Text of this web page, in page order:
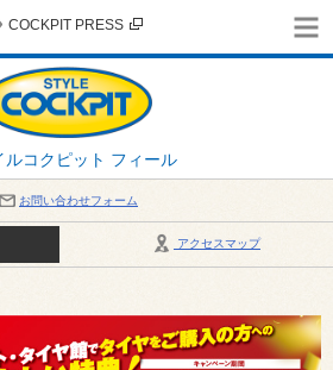
ルコクピット フィール
COCKPIT PRESS
お問い合わせフォーム
アクセスマップ
、商談受付は10:00～18:00 まで 営業時間は10:00～
舗までお問い合わせください。電話も込み合うことが予想さ
日 毎週 火曜日と水曜日 8月10日(月曜日) から 8月14日(金曜